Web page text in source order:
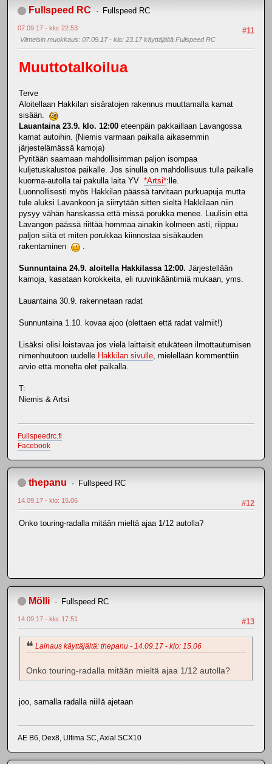
Fullspeed RC Fullspeed RC
#11
07.09.17 - klo: 22.53
Viimeisin muokkaus: 07.09.17 - klo: 23.17 käyttäjältä Fullspeed RC
Muuttotalkoilua
Terve
Aloitellaan Hakkilan sisäratojen rakennus muuttamalla kamat
sisään.
Lauantaina 23.9. klo. 12:00 eteenpäin pakkaillaan Lavangossa
kamat autoihin. (Niemis varmaan paikalla aikasemmin
järjestelämässä kamoja)
Pyritään saamaan mahdollisimman paljon isompaa
kuljetuskalustoa paikalle. Jos sinulla on mahdollisuus tulla paikalle
kuorma-autolla tai pakulla laita YV *Artsi*:lle.
Luonnollisesti myös Hakkilan päässä tarvitaan purkuapuja mutta
tule aluksi Lavankoon ja siirrytään sitten sieltä Hakkilaan niin
pysyy vähän hanskassa että missä porukka menee. Luulisin että
Lavangon päässä riittää hommaa ainakin kolmeen asti, riippuu
paljon siitä et miten porukkaa kiinnostaa sisäkauden
rakentaminen
.
Sunnuntaina 24.9. aloitella Hakkilassa 12:00. Järjestellään
kamoja, kasataan korokkeita, eli ruuvinkääntimiä mukaan, yms.
Lauantaina 30.9. rakennetaan radat
Sunnuntaina 1.10. kovaa ajoo (olettaen että radat valmiit!)
Lisäksi olisi loistavaa jos vielä laittaisit etukäteen ilmottautumisen
nimenhuutoon uudelle Hakkilan sivulle, mielellään kommenttiin
arvio että monelta olet paikalla.
T:
Niemis & Artsi
Fullspeedrc.fi
Facebook
thepanu Fullspeed RC
#12
14.09.17 - klo: 15.06
Onko touring-radalla mitään mieltä ajaa 1/12 autolla?
Mölli Fullspeed RC
#13
14.09.17 - klo: 17.51
Lainaus käyttäjältä: thepanu - 14.09.17 - klo: 15.06
Onko touring-radalla mitään mieltä ajaa 1/12 autolla?
joo, samalla radalla niillä ajetaan
AE B6, Dex8, Ultima SC, Axial SCX10